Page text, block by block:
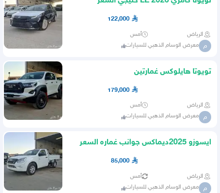
122,000
الرياض أمس
م معرض الوسام الذهبي للسيارات
تويوتا هايلوكس غمارتين
179,000
الرياض أمس
م معرض الوسام الذهبي للسيارات
ايسوزو 2025ديماكس جوانب غماره السعر
85,000
الرياض أمس
م معرض الوسام الذهبي للسيارات